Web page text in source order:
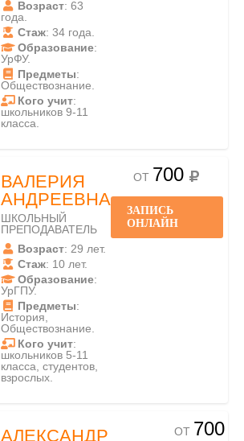
Возраст: 63
года.
Стаж: 34 года.
Образование:
УрФУ.
Предметы:
Обществознание.
Кого учит:
школьников 9-11
класса.
ВАЛЕРИЯ
АНДРЕЕВНА
ШКОЛЬНЫЙ
ПРЕПОДАВАТЕЛЬ
Возраст: 29 лет.
Стаж: 10 лет.
Образование:
УрГПУ.
Предметы:
История,
Обществознание.
Кого учит:
школьников 5-11
класса, студентов,
взрослых.
ОТ 700
ЗАПИСЬ
ОНЛАЙН
АЛЕКСАНДР
ОТ 700